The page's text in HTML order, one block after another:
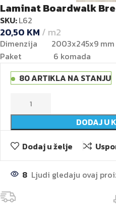
Laminat Boardwalk
SKU:L62
20,50 KM m2
Dimenzija 2003x245x9 mm
Paket 6 komada
80 ARTIKLA NA STANJU
DODAJ U
Dodaj u želje
8 Ljudi gledaju ovaj